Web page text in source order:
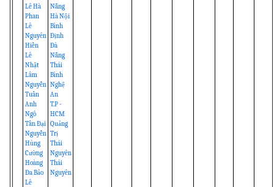
Lê Hà
Phan
Lê
Nguyên
Hiền
Lê
Nhật
Lâm
Nguyễn
Tuấn
Anh
Ngô
Tấn Đại
Nguyễn
Hùng
Cường
Hoàng
Đa Bảo
Lê
Nẵng
Hà Nội
Bình
Định
Đà
Nẵng
Thái
Bình
Nghệ
An
T.P -
HCM
Quảng
Trị
Thái
Nguyên
Thái
Nguyên